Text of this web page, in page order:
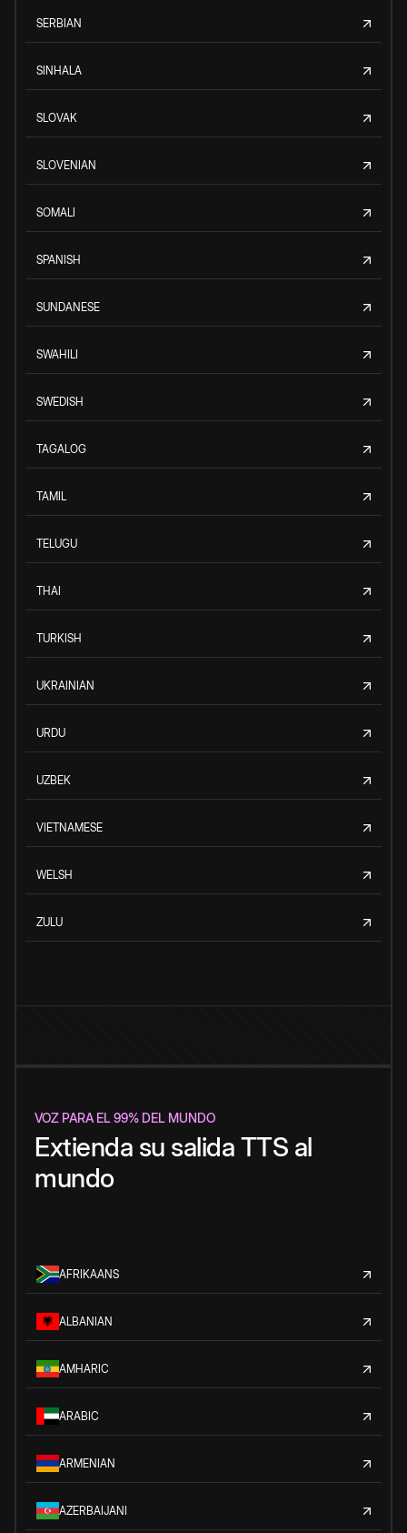
SERBIAN
SINHALA
SLOVAK
SLOVENIAN
SOMALI
SPANISH
SUNDANESE
SWAHILI
SWEDISH
TAGALOG
TAMIL
TELUGU
THAI
TURKISH
UKRAINIAN
URDU
UZBEK
VIETNAMESE
WELSH
ZULU
VOZ PARA EL 99% DEL MUNDO
Extienda su salida TTS al
mundo
AFRIKAANS
ALBANIAN
AMHARIC
ARABIC
ARMENIAN
AZERBAIJANI